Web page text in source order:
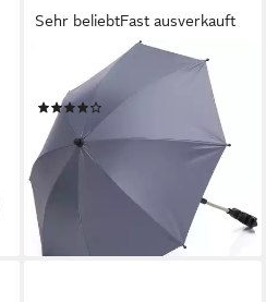
Sehr beliebtFast ausverkauft
Kinderwagenschirm Style
12,25 €
-32%
lieferbar - in 1-2 Werktagen bei dir